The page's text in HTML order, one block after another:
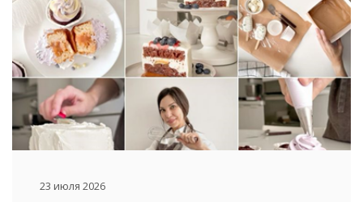
23 июля 2026